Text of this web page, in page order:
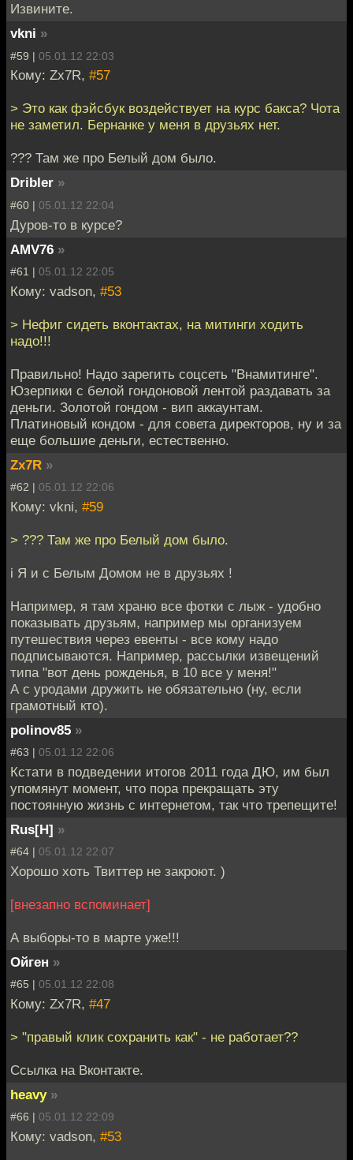
Извините.
vkni »
#59 | 05.01.12 22:03
Кому: Zx7R, #57
> Это как фэйсбук воздействует на курс бакса? Чота
не заметил. Бернанке у меня в друзьях нет.
??? Там же про Белый дом было.
Dribler »
#60 | 05.01.12 22:04
Дуров-то в курсе?
AMV76 »
#61 | 05.01.12 22:05
Кому: vadson, #53
> Нефиг сидеть вконтактах, на митинги ходить
надо!!!
Правильно! Надо зарегить соцсеть "Внамитинге".
Юзерпики с белой гондоновой лентой раздавать за
деньги. Золотой гондом - вип аккаунтам.
Платиновый кондом - для совета директоров, ну и за
еще большие деньги, естественно.
Zx7R »
#62 | 05.01.12 22:06
Кому: vkni, #59
> ??? Там же про Белый дом было.
i Я и с Белым Домом не в друзьях !
Например, я там храню все фотки с лыж - удобно
показывать друзьям, например мы организуем
путешествия через евенты - все кому надо
подписываются. Например, рассылки извещений
типа "вот день рожденья, в 10 все у меня!"
А с уродами дружить не обязательно (ну, если
грамотный кто).
polinov85 »
#63 | 05.01.12 22:06
Кстати в подведении итогов 2011 года ДЮ, им был
упомянут момент, что пора прекращать эту
постоянную жизнь с интернетом, так что трепещите!
Rus[H] »
#64 | 05.01.12 22:07
Хорошо хоть Твиттер не закроют. )
[внезапно вспоминает]
А выборы-то в марте уже!!!
Ойген »
#65 | 05.01.12 22:08
Кому: Zx7R, #47
> "правый клик сохранить как" - не работает??
Ссылка на Вконтакте.
heavy »
#66 | 05.01.12 22:09
Кому: vadson, #53